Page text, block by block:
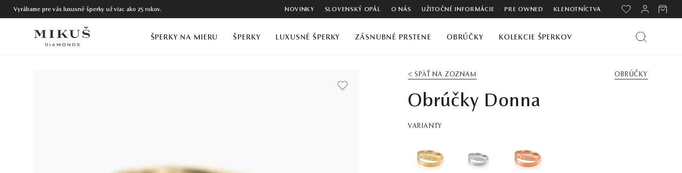
Vyrábame pre vás luxusné šperky už viac ako 25 rokov. NOVINKY SLOVENSKÝ OPÁL O NÁS UŽITOČNÉ INFORMÁCIE PRE OWNED KLENOTNÍCTVA
ŠPERKY NA MIERU ŠPERKY LUXUSNÉ ŠPERKY ZÁSNUBNÉ PRSTENE OBRÚČKY KOLEKCIE ŠPERKOV
< SPÄŤ NA ZOZNAM OBRÚČKY
Obrúčky Donna
VARIANTY